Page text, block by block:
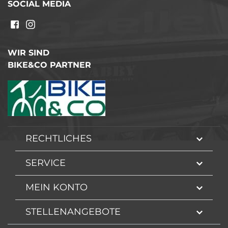
SOCIAL MEDIA
WIR SIND
BIKE&CO PARTNER
RECHTLICHES
SERVICE
MEIN KONTO
STELLENANGEBOTE